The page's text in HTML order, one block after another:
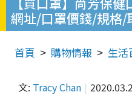
網址/口罩價錢/規格/
首頁 購物情報 生活
文: Tracy Chan